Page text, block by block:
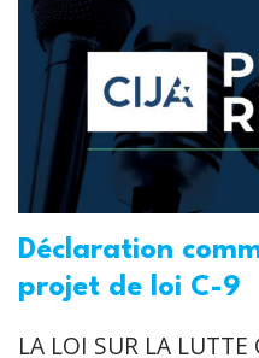
Déclaration
projet de loi C-9
LA LOI SUR LA